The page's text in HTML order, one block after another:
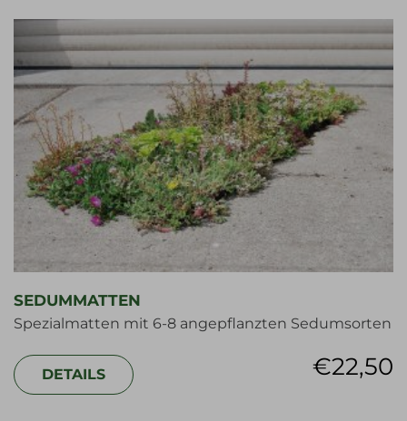
SEDUMMATTEN
Spezialmatten mit 6-8 angepflanzten Sedumsorten
€22,50
DETAILS